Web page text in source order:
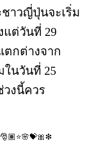
าวญี่ปุ่นจะเริ่ม
ต่วันที่ 29
ตกต่างจาก
ในวันที่ 25
งนี้ควร